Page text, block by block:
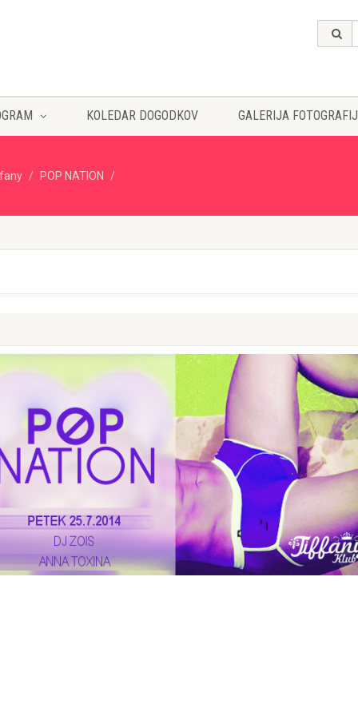
KOLEDAR DOGODKOV GALERIJA FOTOGRAFIJ
POP NATION